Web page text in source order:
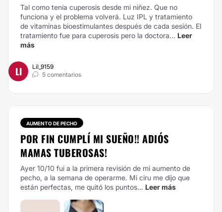
Tal como tenía cuperosis desde mi niñez. Que no
funciona y el problema volverá. Luz IPL y tratamiento
de vitaminas bioestimulantes después de cada sesión. El
tratamiento fue para cuperosis pero la doctora... Leer
más
LI
Lil_9159
5 comentarios
AUMENTO DE PECHO
POR FIN CUMPLÍ MI SUEÑO!! ADIÓS
MAMAS TUBEROSAS!
Ayer 10/10 fui a la primera revisión de mi aumento de
pecho, a la semana de operarme. Mi ciru me dijo que
están perfectas, me quitó los puntos... Leer más